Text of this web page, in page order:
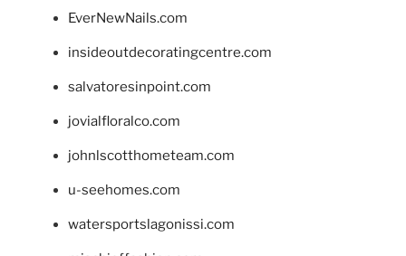
EverNewNails.com
insideoutdecoratingcentre.com
salvatoresinpoint.com
jovialfloralco.com
johnlscotthometeam.com
u-seehomes.com
watersportslagonissi.com